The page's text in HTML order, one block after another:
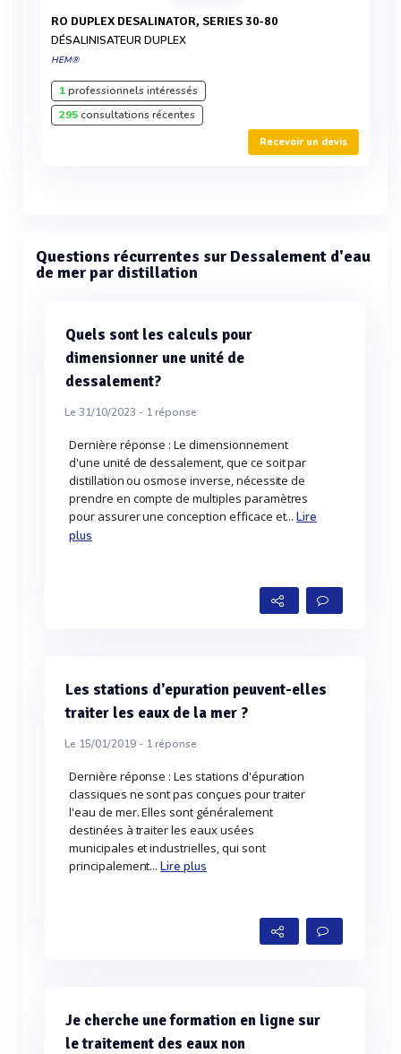
RO DUPLEX DESALINATOR, SERIES 30-80
DÉSALINISATEUR DUPLEX
HEM®
1professionnels intéressés
295consultations récentes
Recevoir un devis
Questions récurrentes sur Dessalement d'eau
de mer par distillation
Quels sont les calculs pour
dimensionner une unité de
dessalement?
Le 31/10/2023 - 1réponse
Dernière réponse : Le dimensionnement
d'une unité de dessalement, que ce soit par
distillation ou osmose inverse, nécessite de
prendre en compte de multiples paramètres
pour assurer une conception efficace et...Lire
plus
Les stations d'epuration peuvent-elles
traiter les eaux de la mer ?
Le 15/01/2019 - 1réponse
Dernière réponse : Les stations d'épuration
classiques ne sont pas conçues pour traiter
l'eau de mer. Elles sont généralement
destinées à traiter les eaux usées
municipales et industrielles, qui sont
principalement...Lire plus
Je cherche une formation en ligne sur
le traitement des eaux non